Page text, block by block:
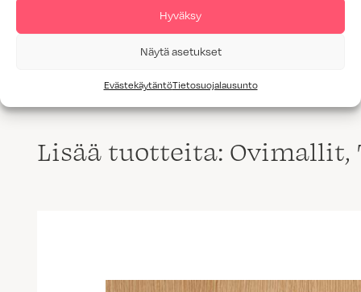
Hyväksy
Näytä asetukset
EvästekäytäntöTietosuojalausunto
KOSKETUS TAMMI KUULTOMAALATTU MUSTA
Lisää tuotteita: